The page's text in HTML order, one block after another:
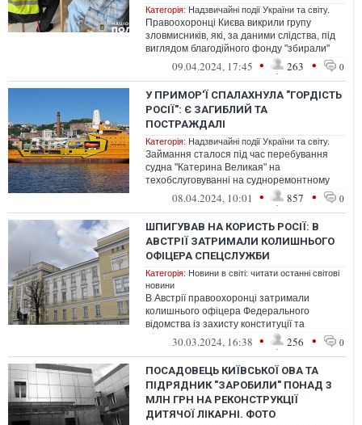
Категорія: Надзвичайні події України та світу.
Правоохоронці Києва викрили групу
зловмисників, які, за даними слідства, під
виглядом благодійного фонду "збирали"
гроші для дітей, що постраждали від...
09.04.2024, 17:45 • 263 • 0
У ПРИМОР'Ї СПАЛАХНУЛА "ГОРДІСТЬ
РОСІЇ": Є ЗАГИБЛИЙ ТА
ПОСТРАЖДАЛІ
Категорія: Надзвичайні події України та світу.
Займання сталося під час перебування
судна "Катерина Великая" на
техобслуговуванні на судноремонтному
заводі08.04.2024, 10:01 • 857 • 0
ШПИГУВАВ НА КОРИСТЬ РОСІЇ: В
АВСТРІЇ ЗАТРИМАЛИ КОЛИШНЬОГО
ОФІЦЕРА СПЕЦСЛУЖБИ
Категорія: Новини в світі: читати останні світові
новини
В Австрії правоохоронці затримали
колишнього офіцера Федерального
відомства із захисту конституції та
боротьби з тероризмом (BVT) Егісто Отта.
30.03.2024, 16:38 • 256 • 0
ПОСАДОВЕЦЬ КИЇВСЬКОЇ ОВА ТА
ПІДРЯДНИК "ЗАРОБИЛИ" ПОНАД 3
МЛН ГРН НА РЕКОНСТРУКЦІЇ
ДИТЯЧОЇ ЛІКАРНІ. ФОТО